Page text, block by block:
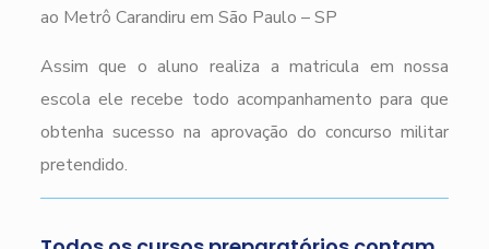
ao Metrô Carandiru em São Paulo – SP
Assim que o aluno realiza a matricula em nossa
escola ele recebe todo acompanhamento para que
obtenha sucesso na aprovação do concurso militar
pretendido.